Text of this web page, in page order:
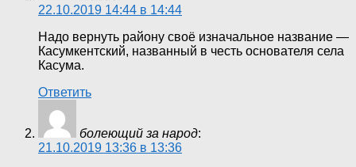
22.10.2019 14:44 в 14:44
Надо вернуть району своё изначальное название —
Касумкентский, названный в честь основателя села
Касума.
Ответить
болеющий за народ:
21.10.2019 13:36 в 13:36